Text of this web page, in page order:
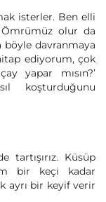
isterler. Ben elli
Ömrümüz olur da
böyle davranmaya
ediyorum, çok
yapar mısın?’
koşturduğunu
tartışırız. Küsüp
bir keçi kadar
ayrı bir keyif verir